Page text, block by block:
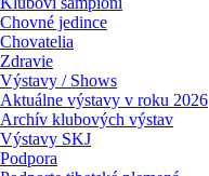
Chovné jedince
Chovatelia
Zdravie
Výstavy / Shows
Aktuálne výstavy v roku 2026
Archív klubových výstav
Výstavy SKJ
Podpora